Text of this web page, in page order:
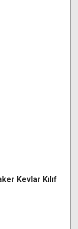
Kevlar Kılıf